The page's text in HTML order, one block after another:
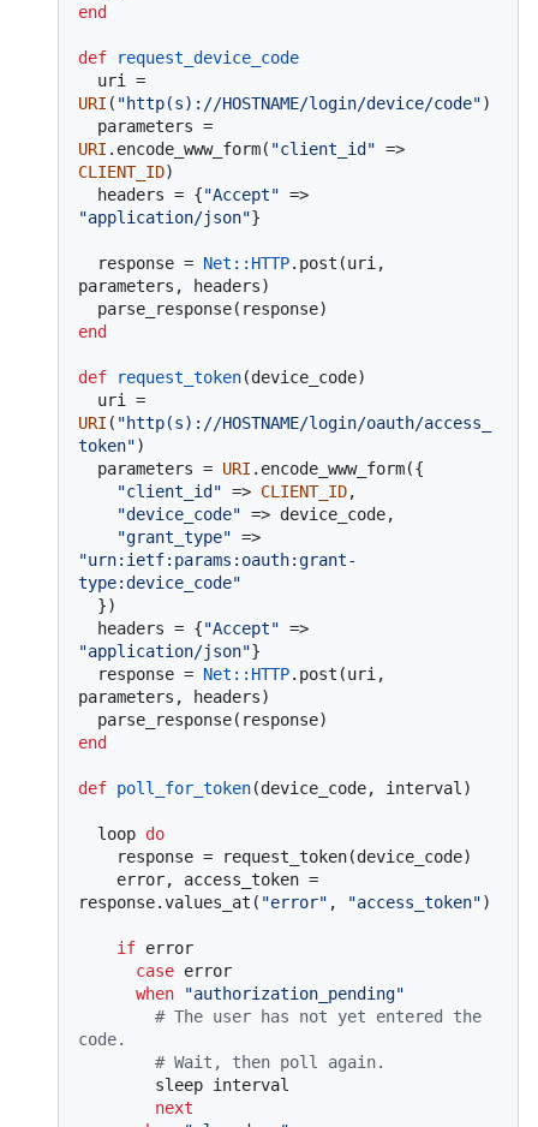
end
def
request_device_code
URI ( "http(s)://HOSTNAME/login/device/code")
URI .encode_www_form( "client_id"
CLIENT_ID)
  headers = {
"Accept"
"application/json"}
  response =
Net : :HTTP.post(uri,
parameters, headers)
end
def request_token(device_code)
URI ( "http(s)://HOSTNAME/login/oauth/access_
token")
  parameters =
URI .encode_www_form({
"client_id" => CLIENT_ID,
"device_code" => device_code,
"grant_type"
"urn:ietf:params:oauth:grant-
type:device_code"
  headers = {
"Accept"
"application/json"}
  response =
Net : :HTTP.post(uri,
parameters, headers)
end
def poll_for_token(device_code, interval )
  loop
do
response.values_at( "error" , "access_token")
if error
case error
when
"authorization_pending"
# The user has not yet entered the
code.
# Wait, then poll again.
next